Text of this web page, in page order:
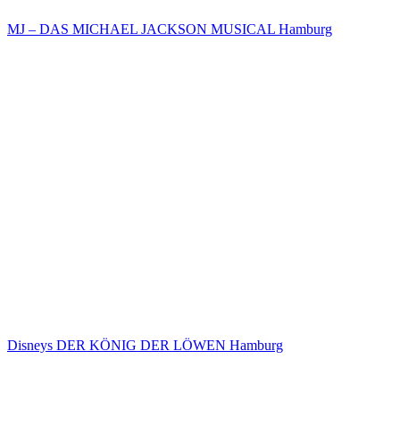
MJ – DAS MICHAEL JACKSON MUSICAL Hamburg
Disneys DER KÖNIG DER LÖWEN Hamburg